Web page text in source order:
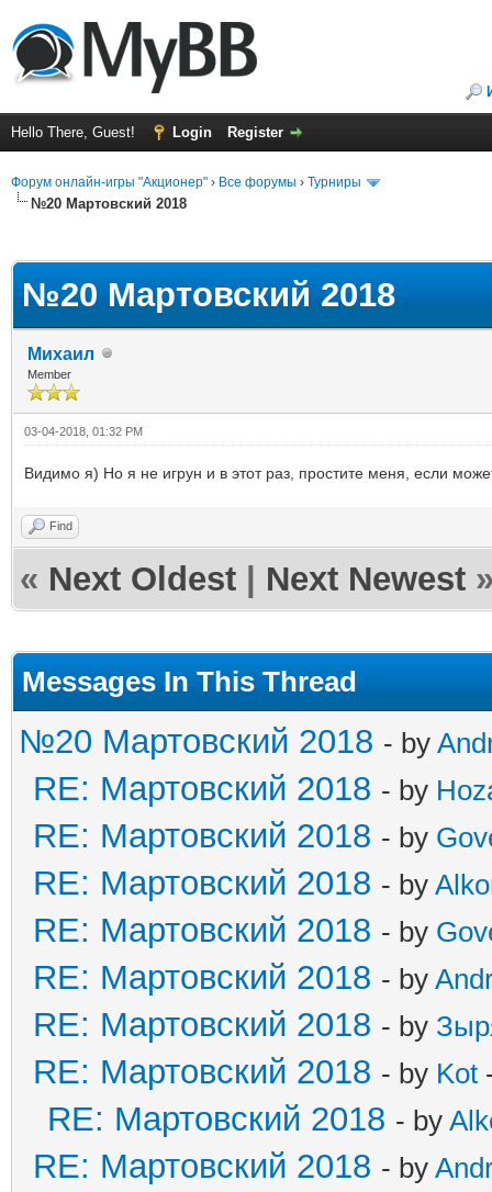
Hello There, Guest! Login Register
Форум онлайн-игры "Акционер" › Все форумы › Турниры
№20 Мартовский 2018
№20 Мартовский 2018
Михаил
Member
03-04-2018, 01:32 PM
Видимо я) Но я не игрун и в этот раз, простите меня, если
Find
« Next Oldest Next Newest
Messages In This Thread
№20 Мартовский 2018 - by
RE: Мартовский 2018 - by
RE: Мартовский 2018 - by
RE: Мартовский 2018 - by
RE: Мартовский 2018 - by
RE: Мартовский 2018 - by
RE: Мартовский 2018 - by
RE: Мартовский 2018 - by Kot
RE: Мартовский 2018 - by
RE: Мартовский 2018 - by